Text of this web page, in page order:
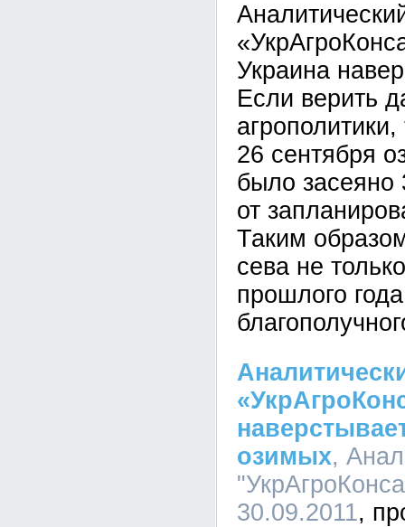
Украина
Если верить
26 сентября
было засеяно
от
Таким
сева не
прошлого
озимых,
30.09.2011